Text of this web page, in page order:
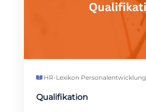
HR-Lexikon·Personalentwicklung
Qualifikation